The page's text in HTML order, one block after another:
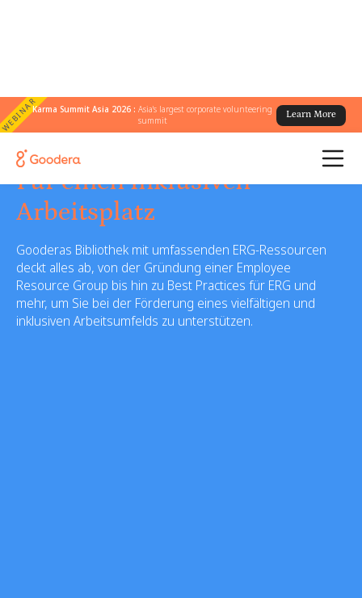
WEBINARKarma Summit Asia 2026 :Asia's largest corporate volunteering
summit
Learn More
ERG-Anleitungen
Für einen inklusiven
Arbeitsplatz
Gooderas Bibliothek mit umfassenden ERG-Ressourcen
deckt alles ab, von der Gründung einer Employee
Resource Group bis hin zu Best Practices für ERG und
mehr, um Sie bei der Förderung eines vielfältigen und
inklusiven Arbeitsumfelds zu unterstützen.